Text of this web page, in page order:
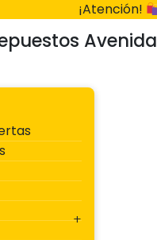
¡Atención!
Avenida